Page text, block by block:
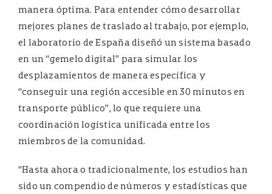
manera óptima. Para entender cómo desarrollar
mejores planes de traslado al trabajo, por ejemplo,
el laboratorio de España diseñó un sistema basado
en un “gemelo digital” para simular los
desplazamientos de manera específica y
“conseguir una región accesible en 30 minutos en
transporte público”, lo que requiere una
coordinación logística unificada entre los
miembros de la comunidad.
“Hasta ahora o tradicionalmente, los estudios han
sido un compendio de números y estadísticas que